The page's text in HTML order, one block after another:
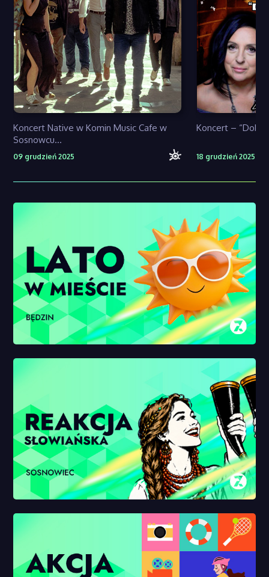
Koncert Native w Komin Music Cafe w
Sosnowcu...
09 grudzień 2025
Koncert –
18 grudzień 2025